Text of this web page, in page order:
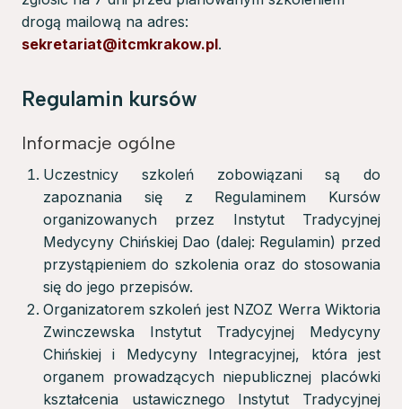
drogą mailową na adres:
sekretariat@itcmkrakow.pl.
Regulamin kursów
Informacje ogólne
Uczestnicy szkoleń zobowiązani są do
zapoznania się z Regulaminem Kursów
organizowanych przez Instytut Tradycyjnej
Medycyny Chińskiej Dao (dalej: Regulamin) przed
przystąpieniem do szkolenia oraz do stosowania
się do jego przepisów.
Organizatorem szkoleń jest NZOZ Werra Wiktoria
Zwinczewska Instytut Tradycyjnej Medycyny
Chińskiej i Medycyny Integracyjnej, która jest
organem prowadzących niepublicznej placówki
kształcenia ustawicznego Instytut Tradycyjnej